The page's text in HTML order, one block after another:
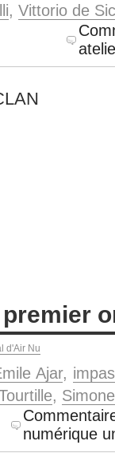
, Vittorio de
d'Air Nu
Ajar,
,
numérique